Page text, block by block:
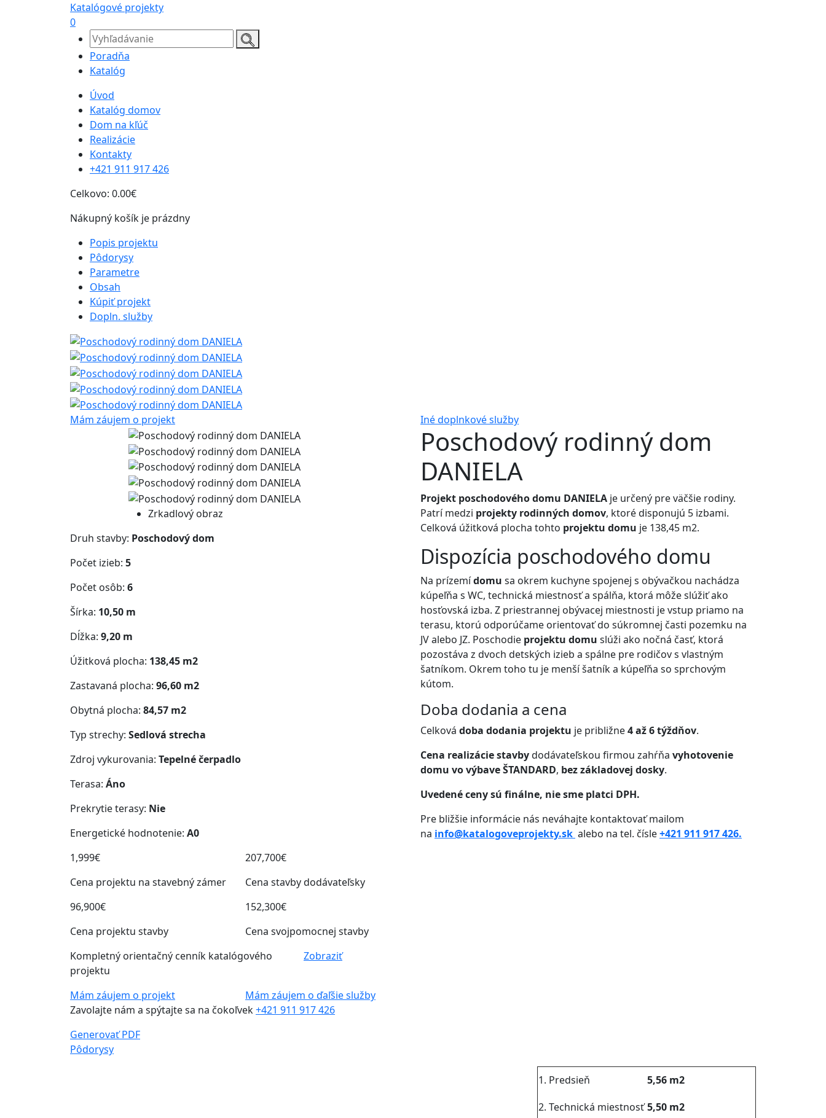
Katalógové projekty
0
Poradňa
Katalóg
Úvod
Katalóg domov
Dom na kľúč
Realizácie
Kontakty
+421 911 917 426
Celkovo: 0.00€
Nákupný košík je prázdny
Popis projektu
Pôdorysy
Parametre
Obsah
Kúpiť projekt
Dopln. služby
Mám záujem o projekt Iné doplnkové služby
Zrkadlový obraz
Druh stavby: Poschodový dom
Počet izieb: 5
Počet osôb: 6
Šírka: 10,50 m
Dĺžka: 9,20 m
Úžitková plocha: 138,45 m2
Zastavaná plocha: 96,60 m2
Obytná plocha: 84,57 m2
Typ strechy: Sedlová strecha
Zdroj vykurovania: Tepelné čerpadlo
Terasa: Áno
Prekrytie terasy: Nie
Energetické hodnotenie: A0
1,999€
Cena projektu na stavebný zámer
207,700€
Cena stavby dodávateľsky
96,900€
Cena projektu stavby
152,300€
Cena svojpomocnej stavby
Kompletný orientačný cenník katalógového
projektu
Zobraziť
Mám záujem o projekt
Mám záujem o ďaľšie služby
Zavolajte nám a spýtajte sa na čokoľvek+421 911 917 426
Poschodový rodinný dom
DANIELA
Projekt poschodového domu DANIELA je určený pre väčšie rodiny.
Patrí medzi projekty rodinných domov, ktoré disponujú 5 izbami.
Celková úžitková plocha tohto projektu domu je 138,45 m2.
Dispozícia poschodového domu
Na prízemídomu sa okrem kuchyne spojenej s obývačkou nachádza
kúpeľňa s WC, technická miestnosť a spálňa, ktorá môže slúžiť ako
hosťovská izba. Z priestrannej obývacej miestnosti je vstup priamo na
terasu, ktorú odporúčame orientovať do súkromnej časti pozemku na
JV alebo JZ. Poschodie projektu domu slúži ako nočná časť, ktorá
pozostáva z dvoch detských izieb a spálne pre rodičov s vlastným
šatníkom. Okrem toho tu je menší šatník a kúpeľňa so sprchovým
kútom.
Doba dodania a cena
Celková doba dodania projektu je približne4 až 6 týždňov.
Cena realizácie stavbydodávateľskou firmou zahŕňa vyhotovenie
domu vo výbave ŠTANDARD, bez základovej dosky.
Uvedené ceny sú finálne, nie sme platci DPH.
Pre bližšie informácie nás neváhajte kontaktovať mailom
na info@katalogoveprojekty.sk alebo na tel. čísle+421 911 917 426.
Generovať PDF
Pôdorysy
1. Predsieň
5,56 m2
2. Technická miestnosť 5,50 m2